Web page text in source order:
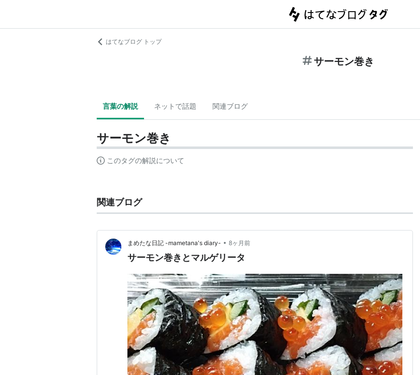
はてなブログ トップ
サーモン巻き
言葉の解説 ネットで話題 関連ブログ
サーモン巻き
このタグの解説について
関連ブログ
まめたな日記 -mametana's diary- • 8ヶ月前
サーモン巻きとマルゲリータ